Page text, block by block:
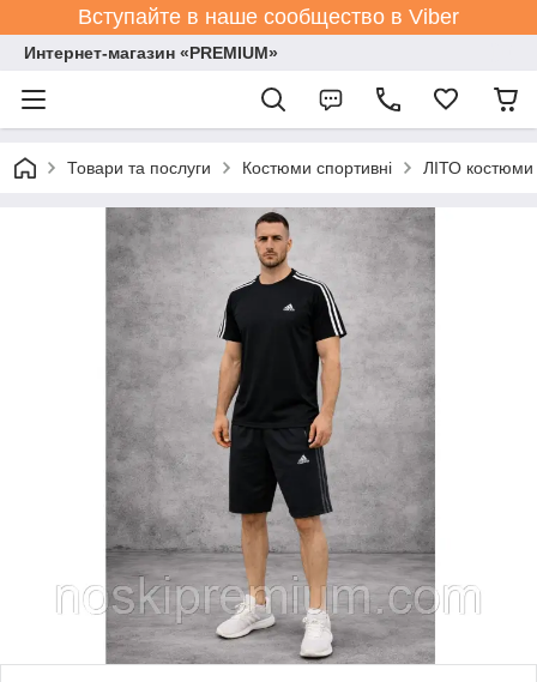
Вступайте в наше сообщество в Viber
Интернет-магазин «PREMIUM»
Товари та послуги Костюми спортивні ЛІТО костюми